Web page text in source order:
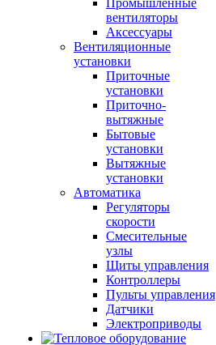
Промышленные
вентиляторы
Аксессуары
Вентиляционные
установки
Приточные
установки
Приточно-
вытяжные
Бытовые
установки
Вытяжные
установки
Автоматика
Регуляторы
скорости
Смесительные
узлы
Щиты управления
Контроллеры
Пульты управления
Датчики
Электроприводы